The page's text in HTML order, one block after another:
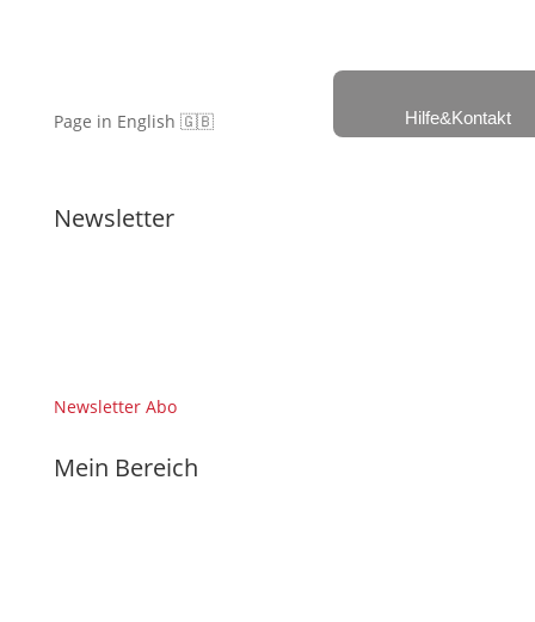
Page in English 🇬🇧
Newsletter
Newsletter Abo
Mein Bereich
Hilfe&Kontakt